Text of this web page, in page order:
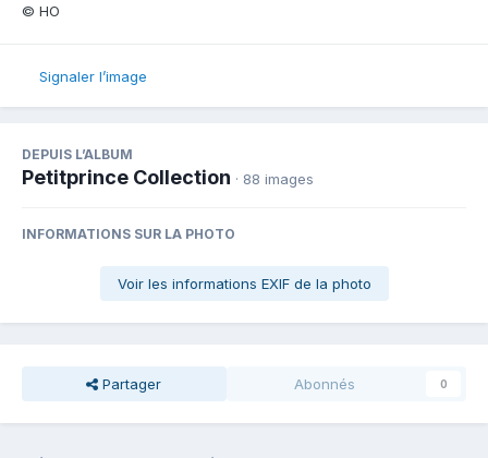
© HO
Signaler l’image
DEPUIS L’ALBUM
Petitprince Collection · 88 images
INFORMATIONS SUR LA PHOTO
Voir les informations EXIF de la photo
Partager Abonnés 0